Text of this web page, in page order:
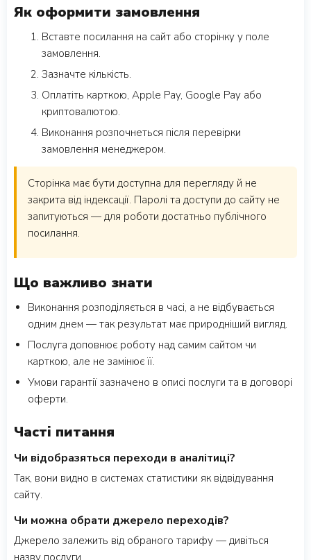
Як оформити замовлення
Вставте посилання на сайт або сторінку у поле
замовлення.
Зазначте кількість.
Оплатіть карткою, Apple Pay, Google Pay або
криптовалютою.
Виконання розпочнеться після перевірки
замовлення менеджером.
Сторінка має бути доступна для перегляду й не
закрита від індексації. Паролі та доступи до сайту не
запитуються — для роботи достатньо публічного
посилання.
Що важливо знати
Виконання розподіляється в часі, а не відбувається
одним днем — так результат має природніший вигляд.
Послуга доповнює роботу над самим сайтом чи
карткою, але не замінює її.
Умови гарантії зазначено в описі послуги та в договорі
оферти.
Часті питання
Чи відобразяться переходи в аналітиці?
Так, вони видно в системах статистики як відвідування
сайту.
Чи можна обрати джерело переходів?
Джерело залежить від обраного тарифу — дивіться